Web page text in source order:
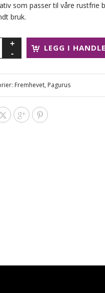
som passer til våre rustfrie
bruk.
LEGG I
Fremhevet, Pagurus